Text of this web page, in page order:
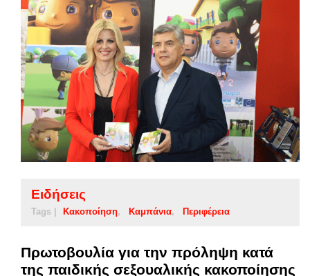
Ειδήσεις
Tags | Κακοποίηση Καμπάνια Περιφέρεια
Πρωτοβουλία για την πρόληψη κατά
της παιδικής σεξουαλικής κακοποίησης